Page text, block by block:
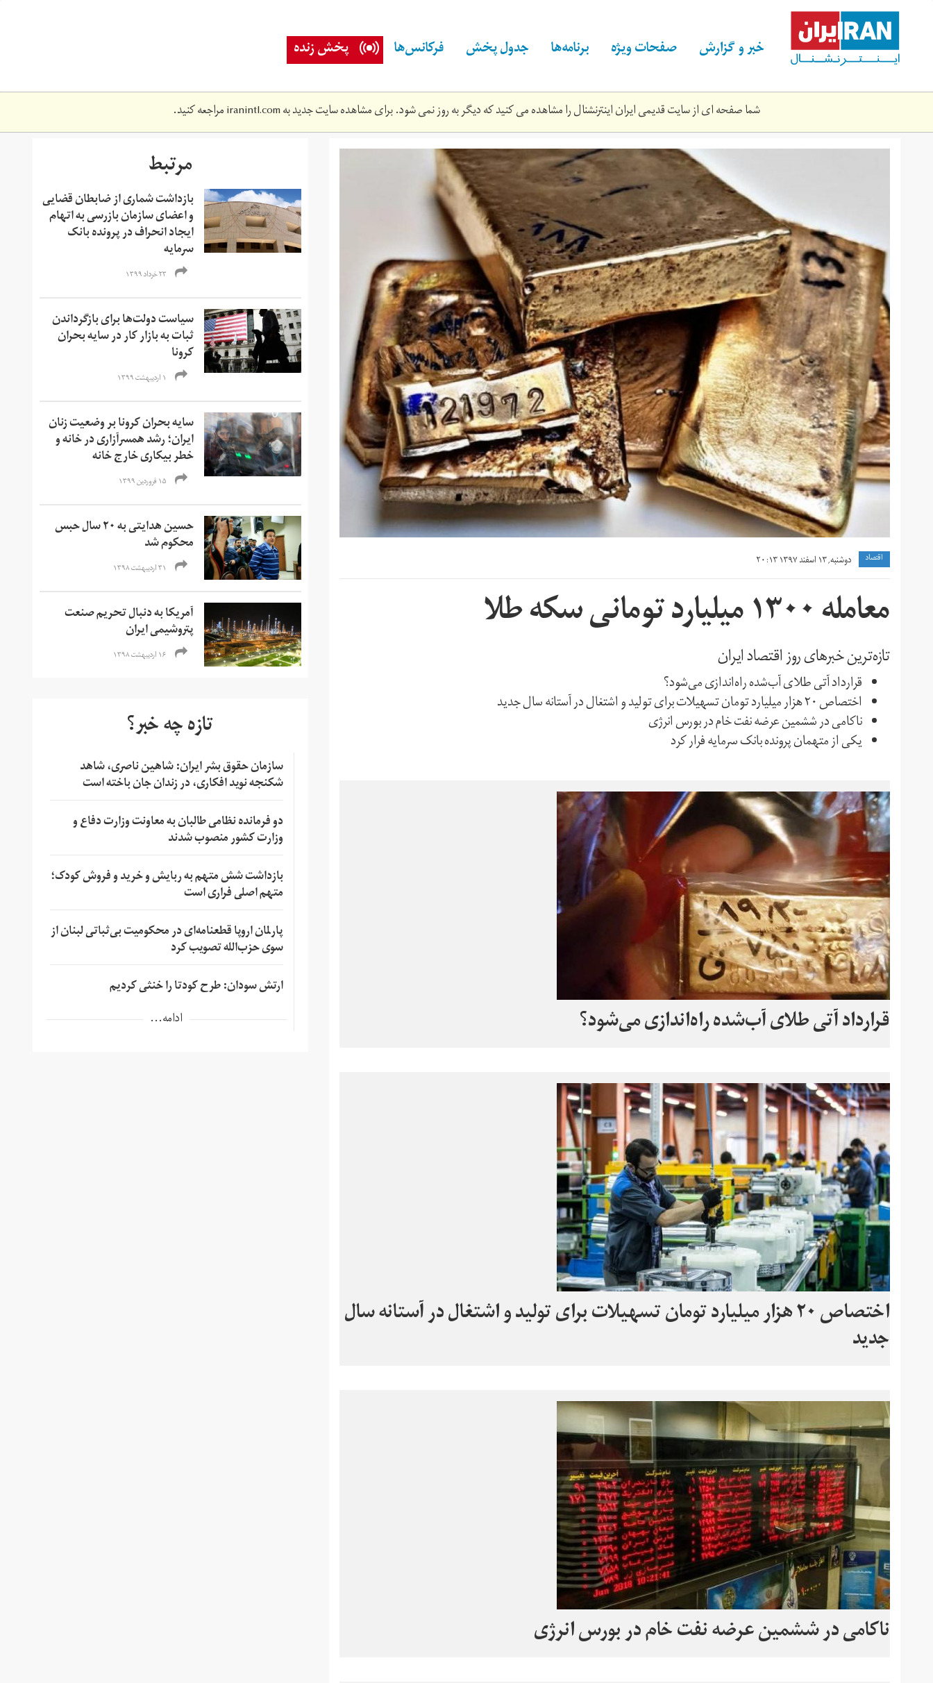
content خبر و گزارش صفحات ویژه برنامه‌ها جدول پخش فرکانس‌ها پخش زنده
شما صفحه ای از سایت قدیمی ایران اینترنشنال را مشاهده می کنید که دیگر به روز نمی شود. برای مشاهده سایت جدید بهiranintl.comمراجعه کنید.
tl.jpg
اقتصاد دوشنبه, ۱۳ اسفند ۱۳۹۷ ۲۰:۱۳
معامله ۱۳۰۰ میلیارد تومانی سکه طلا
تازه‌ترین خبرهای روز اقتصاد ایران
قرارداد آتی طلای آب‌شده راه‌اندازی می‌شود؟
اختصاص ٢٠ هزار میلیارد تومان تسهیلات برای تولید و اشتغال در آستانه سال جدید
ناکامی در ششمین عرضه نفت خام در بورس انرژی
یکی از متهمان پرونده بانک سرمایه فرار کرد
قرارداد آتی طلای آب‌شده راه‌اندازی می‌شود؟
اختصاص ٢٠ هزار میلیارد تومان تسهیلات برای تولید و اشتغال در آستانه سال
جدید
ناکامی در ششمین عرضه نفت خام در بورس انرژی
مرتبط
بازداشت شماری از ضابطان قضایی
و اعضای سازمان بازرسی به اتهام
ایجاد انحراف در پرونده بانک
سرمایه
۲۳ خرداد ۱۳۹۹
سیاست دولت‌ها برای بازگرداندن
ثبات به بازار کار در سایه بحران
کرونا
۱ اردیبهشت ۱۳۹۹
سایه بحران کرونا بر وضعیت زنان
ایران؛ رشد همسرآزاری در خانه و
خطر بیکاری خارج خانه
۱۵ فروردین ۱۳۹۹
حسین هدایتی به ۲۰ سال حبس
محکوم شد
۳۱ اردیبهشت ۱۳۹۸
آمریکا به دنبال تحریم صنعت
پتروشیمی ایران
۱۶ اردیبهشت ۱۳۹۸
تازه چه خبر؟
سازمان حقوق بشر ایران: شاهین ناصری، شاهد
شکنجه نوید افکاری، در زندان جان باخته است
دو فرمانده نظامی طالبان به معاونت وزارت دفاع و
وزارت کشور منصوب شدند
بازداشت شش متهم به ربایش و خرید و فروش کودک؛
متهم اصلی فراری است
پارلمان اروپا قطعنامه‌ای در محکومیت بی‌ثباتی لبنان از
سوی حزب‌الله تصویب کرد
ارتش سودان: طرح کودتا را خنثی کردیم
ادامه...